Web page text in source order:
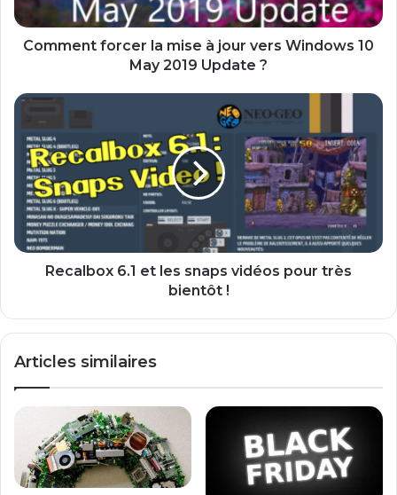
Windows
10
May
?
Comment forcer la mise à jour vers Windows 10
May 2019 Update ?
Recalbox
les
snaps
vidéos
pour
très
bientôt
Recalbox 6.1 et les snaps vidéos pour très
bientôt !
Articles similaires